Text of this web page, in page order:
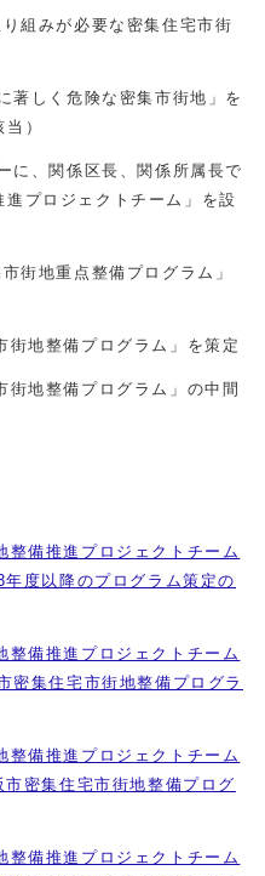
組みが必要な密集住宅市街
しく危険な密集市街地」を
）
、関係区長、関係所属長で
プロジェクトチーム」を設
街地重点整備プログラム」
地整備プログラム」を策定
地整備プログラム」の中間
備推進プロジェクトチーム
度以降のプログラム策定の
備推進プロジェクトチーム
密集住宅市街地整備プログラ
備推進プロジェクトチーム
密集住宅市街地整備プログ
備推進プロジェクトチーム